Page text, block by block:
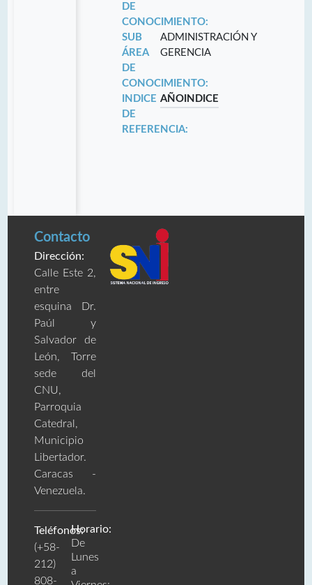
DE
CONOCIMIENTO:
SUB
ÁREA
DE
CONOCIMIENTO:
ADMINISTRACIÓN Y
GERENCIA
INDICE
DE
REFERENCIA:
AÑO INDICE
Contacto
Dirección:
Calle Este 2,
entre
esquina Dr.
Paúl y
Salvador de
León, Torre
sede del
CNU,
Parroquia
Catedral,
Municipio
Libertador.
Caracas -
Venezuela.
Teléfonos:
(+58-
212)
808-
Horario:
De
Lunes
a